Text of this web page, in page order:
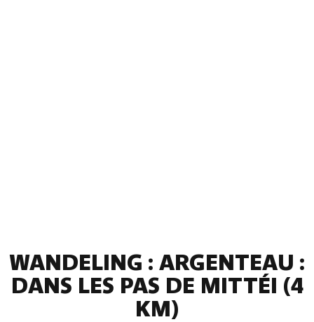
WANDELING : ARGENTEAU :
DANS LES PAS DE MITTÉI (4
KM)